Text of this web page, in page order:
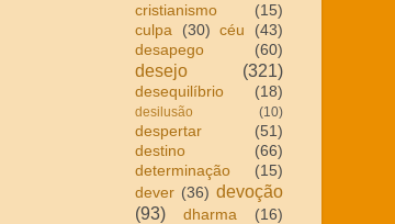
cristianismo
(15)
culpa
(30) céu
(43)
desapego
(60)
desejo (321)
desequilíbrio (18)
desilusão (10)
despertar
(51)
destino
(66)
determinação
(15)
dever (36) devoção
(93)
dharma
(16)